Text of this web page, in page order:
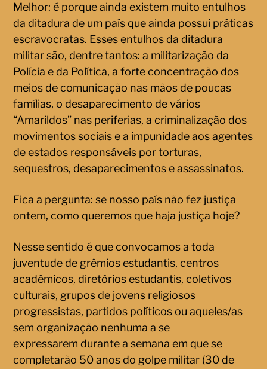
Melhor: é porque ainda existem muito entulhos
da ditadura de um país que ainda possui práticas
escravocratas. Esses entulhos da ditadura
militar são, dentre tantos: a militarização da
Polícia e da Política, a forte concentração dos
meios de comunicação nas mãos de poucas
famílias, o desaparecimento de vários
“Amarildos” nas periferias, a criminalização dos
movimentos sociais e a impunidade aos agentes
de estados responsáveis por torturas,
sequestros, desaparecimentos e assassinatos.
Fica a pergunta: se nosso país não fez justiça
ontem, como queremos que haja justiça hoje?
Nesse sentido é que convocamos a toda
juventude de grêmios estudantis, centros
acadêmicos, diretórios estudantis, coletivos
culturais, grupos de jovens religiosos
progressistas, partidos políticos ou aqueles/as
sem organização nenhuma a se
expressarem durante a semana em que se
completarão 50 anos do golpe militar (30 de